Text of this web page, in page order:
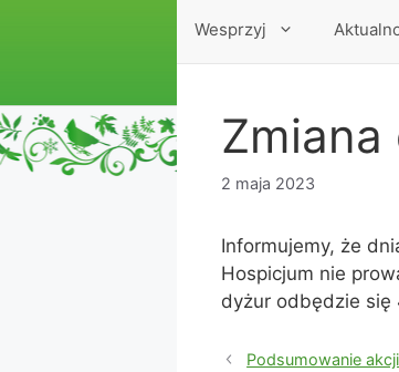
Wesprzyj
2 maja 2023
Informujemy, że
Hospicjum nie
dyżur odbędzie
Podsumowanie